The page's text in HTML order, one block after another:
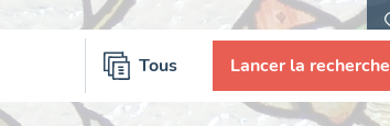
Tous Lancer la recherche